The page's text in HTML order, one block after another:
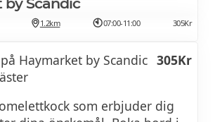
BOKA HOTELL
1.2km 07:00-11:00 305Kr
Haymarket by Scandic 305Kr
som erbjuder dig